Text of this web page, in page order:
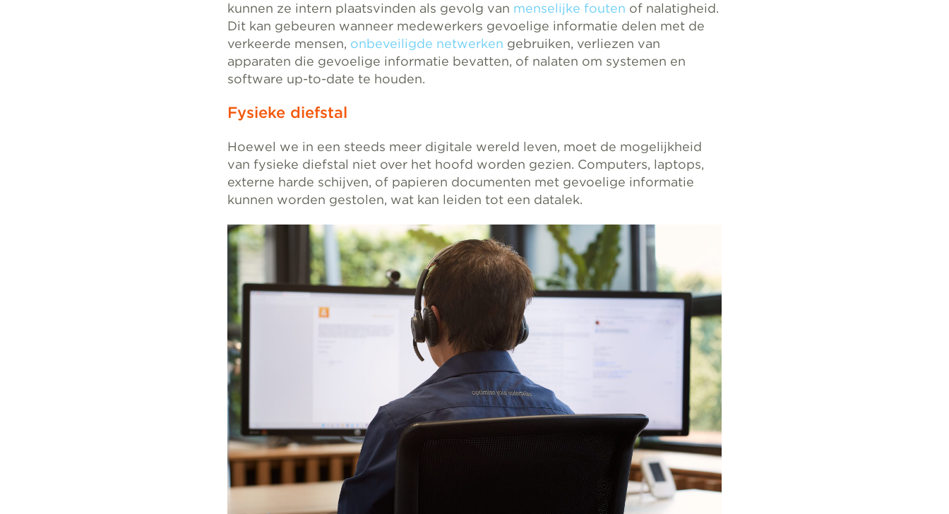
kunnen ze intern plaatsvinden als gevolg van menselijke fouten of nalatigheid.
Dit kan gebeuren wanneer medewerkers gevoelige informatie delen met de
verkeerde mensen, onbeveiligde netwerken gebruiken, verliezen van
apparaten die gevoelige informatie bevatten, of nalaten om systemen en
software up-to-date te houden.
Fysieke diefstal
Hoewel we in een steeds meer digitale wereld leven, moet de mogelijkheid
van fysieke diefstal niet over het hoofd worden gezien. Computers, laptops,
externe harde schijven, of papieren documenten met gevoelige informatie
kunnen worden gestolen, wat kan leiden tot een datalek.